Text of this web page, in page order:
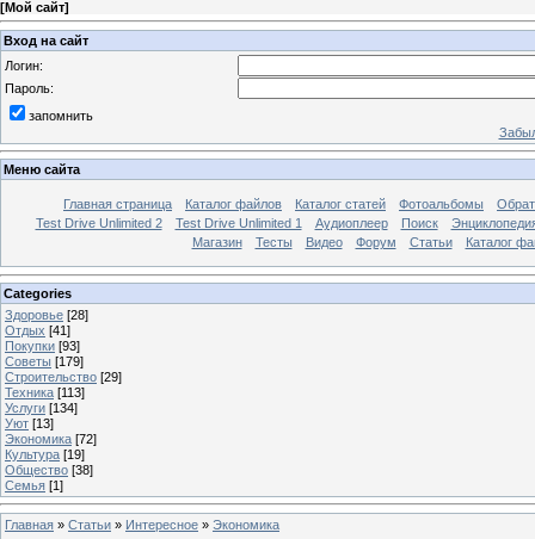
[Мой сайт]
Вход на сайт
Логин:
Пароль:
запомнить
Меню сайта
Главная страница Каталог файлов Каталог статей Фотоальбомы
Test Drive Unlimited 2
Test Drive Unlimited 1 Аудиоплеер Поиск
Магазин
Тесты Видео Форум Статьи Каталог
Categories
Здоровье [28]
Отдых [41]
Покупки [93]
Советы [179]
Строительство [29]
Техника [113]
Услуги [134]
Уют [13]
Экономика [72]
Культура [19]
Общество [38]
Семья [1]
Главная » Статьи » Интересное » Экономика